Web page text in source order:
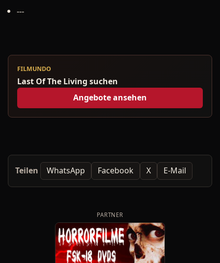
---
FILMUNDO
Last Of The Living suchen
Angebote ansehen
Teilen WhatsApp Facebook X E-Mail
PARTNER